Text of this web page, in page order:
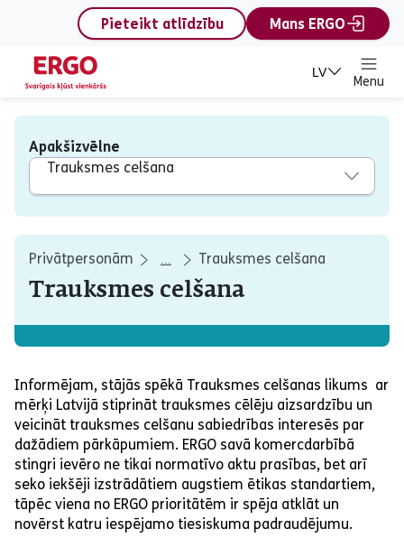
content
Pieteikt atlīdzību
Mans ERGO
LV
Menu
Apakšizvēlne
Trauksmes celšana
Privātpersonām ... Trauksmes celšana
Trauksmes celšana
Informējam, stājās spēkā Trauksmes celšanas likums ar
mērķi Latvijā stiprināt trauksmes cēlēju aizsardzību un
veicināt trauksmes celšanu sabiedrības interesēs par
dažādiem pārkāpumiem. ERGO savā komercdarbībā
stingri ievēro ne tikai normatīvo aktu prasības, bet arī
seko iekšēji izstrādātiem augstiem ētikas standartiem,
tāpēc viena no ERGO prioritātēm ir spēja atklāt un
novērst katru iespējamo tiesiskuma padraudējumu.